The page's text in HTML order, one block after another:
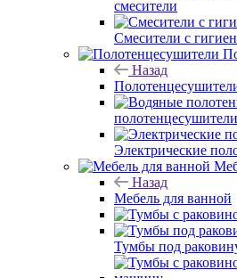
смесители
Смесители с
Назад
полотенцесушители
Электрические
Назад
Мебель для ванной
Тумбы под